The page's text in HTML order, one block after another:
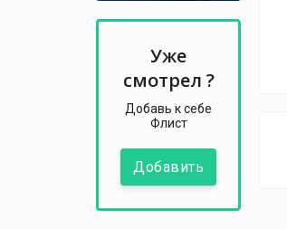
Уже
смотрел ?
Добавь к себе
Флист
Добавить